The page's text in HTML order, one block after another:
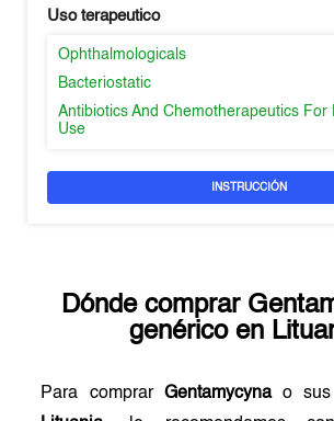
Uso terapeutico
Ophthalmologicals
Bacteriostatic
Antibiotics And Chemotherapeutics For
Use
INSTRUCCIÓN
Dónde comprar
genérico en
Para comprar Gentamycynao sus